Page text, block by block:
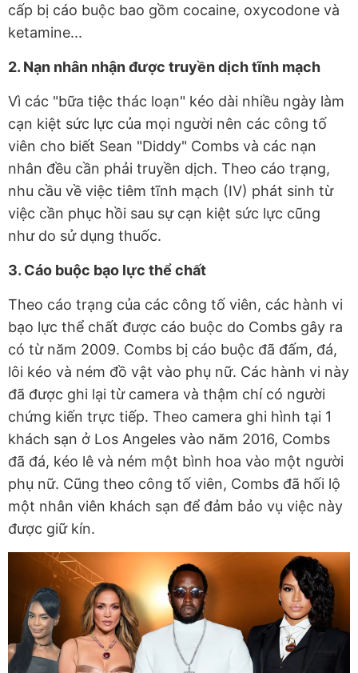
cấp bị cáo buộc bao gồm cocaine, oxycodone và
ketamine...
2. Nạn nhân nhận được truyền dịch tĩnh mạch
Vì các "bữa tiệc thác loạn" kéo dài nhiều ngày làm
cạn kiệt sức lực của mọi người nên các công tố
viên cho biết Sean "Diddy" Combs và các nạn
nhân đều cần phải truyền dịch. Theo cáo trạng,
nhu cầu về việc tiêm tĩnh mạch (IV) phát sinh từ
việc cần phục hồi sau sự cạn kiệt sức lực cũng
như do sử dụng thuốc.
3. Cáo buộc bạo lực thể chất
Theo cáo trạng của các công tố viên, các hành vi
bạo lực thể chất được cáo buộc do Combs gây ra
có từ năm 2009. Combs bị cáo buộc đã đấm, đá,
lôi kéo và ném đồ vật vào phụ nữ. Các hành vi này
đã được ghi lại từ camera và thậm chí có người
chứng kiến trực tiếp. Theo camera ghi hình tại 1
khách sạn ở Los Angeles vào năm 2016, Combs
đã đá, kéo lê và ném một bình hoa vào một người
phụ nữ. Cũng theo công tố viên, Combs đã hối lộ
một nhân viên khách sạn để đảm bảo vụ việc này
được giữ kín.